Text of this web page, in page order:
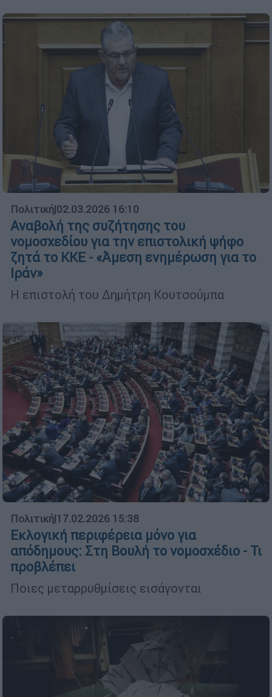
Πολιτική|02.03.2026 16:10
Αναβολή της συζήτησης του
νομοσχεδίου για την επιστολική ψήφο
ζητά το ΚΚΕ - «Άμεση ενημέρωση για το
Ιράν»
Η επιστολή του Δημήτρη Κουτσούμπα
Πολιτική|17.02.2026 15:38
Εκλογική περιφέρεια μόνο για
απόδημους: Στη Βουλή το νομοσχέδιο - Τι
προβλέπει
Ποιες μεταρρυθμίσεις εισάγονται